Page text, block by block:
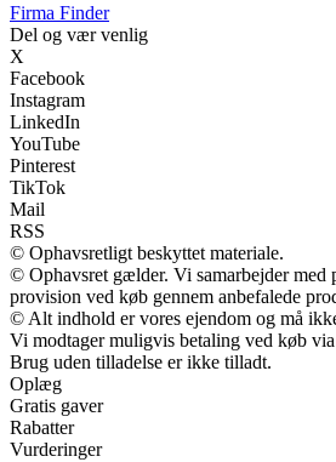
Firma Finder
Del og vær venlig
X
Facebook
Instagram
LinkedIn
YouTube
Pinterest
TikTok
Mail
RSS
© Ophavsretligt beskyttet materiale.
© Ophavsret gælder. Vi samarbejder med
provision ved køb gennem anbefalede
© Alt indhold er vores ejendom og må
Vi modtager muligvis betaling ved køb via
Brug uden tilladelse er ikke tilladt.
Oplæg
Gratis gaver
Rabatter
Vurderinger